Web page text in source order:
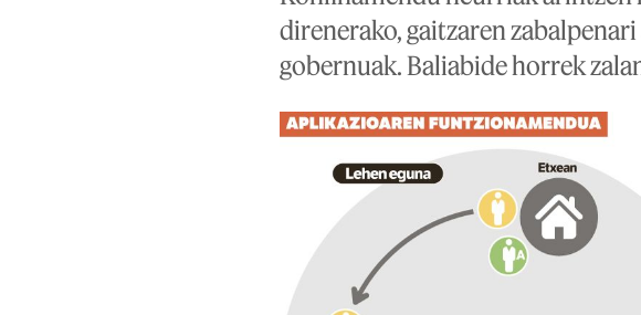
direnerako, gaitzaren
gobernuak. Baliabide horrek